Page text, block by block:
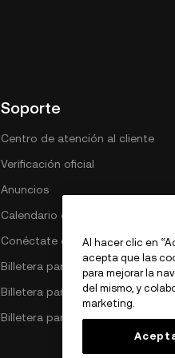
Soporte
Centro de atención al cliente
Verificación oficial
Anuncios
Calendario de comisiones DEX
Conéctate con OKX
Billetera para Bitcoin
Billetera para Ethereum
Billetera para Solana
Al hacer clic en
acepta que las
para mejorar la
del mismo, y
marketing.